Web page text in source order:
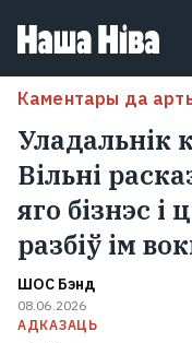
Каментары да
Уладальнік
Вільні
яго бізнэс і
разбіў ім
ШОС Бэнд
08.06.2026
АДКАЗАЦЬ